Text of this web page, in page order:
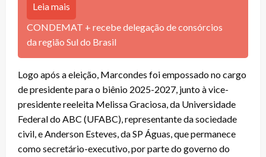
Leia mais
CONDEMAT + recebe delegação de consórcios
da região Sul do Brasil
Logo após a eleição, Marcondes foi empossado no cargo
de presidente para o biênio 2025-2027, junto à vice-
presidente reeleita Melissa Graciosa, da Universidade
Federal do ABC (UFABC), representante da sociedade
civil, e Anderson Esteves, da SP Águas, que permanece
como secretário-executivo, por parte do governo do